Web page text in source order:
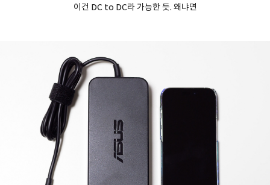
이건 DC to DC라 가능한 듯. 왜냐면